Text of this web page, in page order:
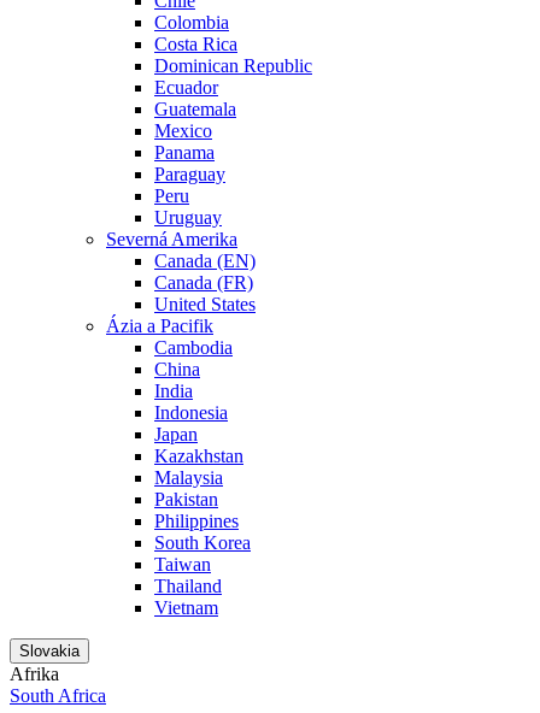
Colombia
Costa Rica
Dominican Republic
Ecuador
Guatemala
Mexico
Panama
Paraguay
Peru
Uruguay
Severná Amerika
Canada (EN)
Canada (FR)
United States
Ázia a Pacifik
Cambodia
China
India
Indonesia
Japan
Kazakhstan
Malaysia
Pakistan
Philippines
South Korea
Taiwan
Thailand
Vietnam
Slovakia
Afrika
South Africa